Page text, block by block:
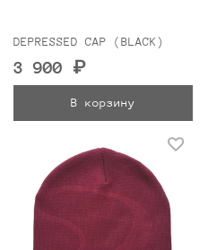
DEPRESSED CAP (BLACK)
3 900 ₽
В корзину